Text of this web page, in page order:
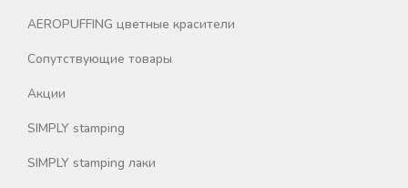
AEROPUFFING цветные красители
Сопутствующие товары
Акции
SIMPLY stamping
SIMPLY stamping лаки